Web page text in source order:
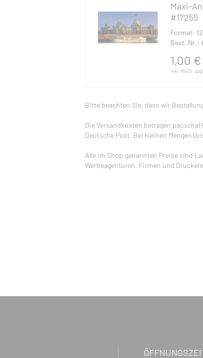
Maxi-
#17255
Format:
Best. Nr.:
1,00 €
inkl. MwSt.
Bitte beachten Sie, dass wir
Die Versandkosten betragen pauschal
Deutsche Post. Bei kleinen Mengen
Alle im Shop genannten Preise sind
Werbeagenturen, Firmen und